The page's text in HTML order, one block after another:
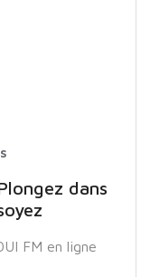
dans
FM en ligne